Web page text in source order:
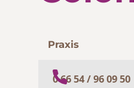
Praxis
0 66 54 / 96 09 50